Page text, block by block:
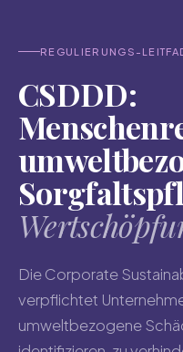
REGULIERUNGS-
CSDDD:
Die Corporate
verpflichtet
umweltbezogene